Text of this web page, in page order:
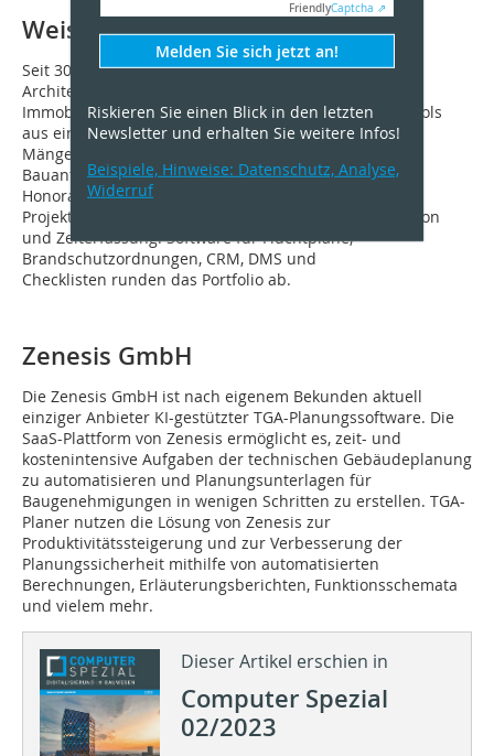
Weise Software GmbH
Seit 30 Jahren bietet Weise Software als Partner von
Architekten und Ingenieuren, Handwerkern und
Immobilienfirmen eine breite Palette an nützlichen Tools
aus einer Hand: angefangen bei Bautagebuch,
Mängelmanagement und Bildverortung über
Bauantragssoftware, Brandschutznachweis und
Honorarberechnung (HOAI & AHO) bis hin zu
Projektcontrolling, Bauablaufplanung, SiGe-Koordination
und Zeiterfassung. Software für Fluchtpläne,
Brandschutzordnungen, CRM, DMS und
Checklisten runden das Portfolio ab.
Zenesis GmbH
Die Zenesis GmbH ist nach eigenem Bekunden aktuell
einziger Anbieter KI-gestützter TGA-Planungssoftware. Die
SaaS-Plattform von Zenesis ermöglicht es, zeit- und
kostenintensive Aufgaben der technischen Gebäudeplanung
zu automatisieren und Planungsunterlagen für
Baugenehmigungen in wenigen Schritten zu erstellen. TGA-
Planer nutzen die Lösung von Zenesis zur
Produktivitätssteigerung und zur Verbesserung der
Planungssicherheit mithilfe von automatisierten
Berechnungen, Erläuterungsberichten, Funktionsschemata
und vielem mehr.
Dieser Artikel erschien in
Computer Spezial
02/2023
FriendlyCaptcha ⇗
Melden Sie sich jetzt an!
Riskieren Sie einen Blick in den letzten
Newsletter und erhalten Sie weitere Infos!
Beispiele, Hinweise: Datenschutz, Analyse,
Widerruf